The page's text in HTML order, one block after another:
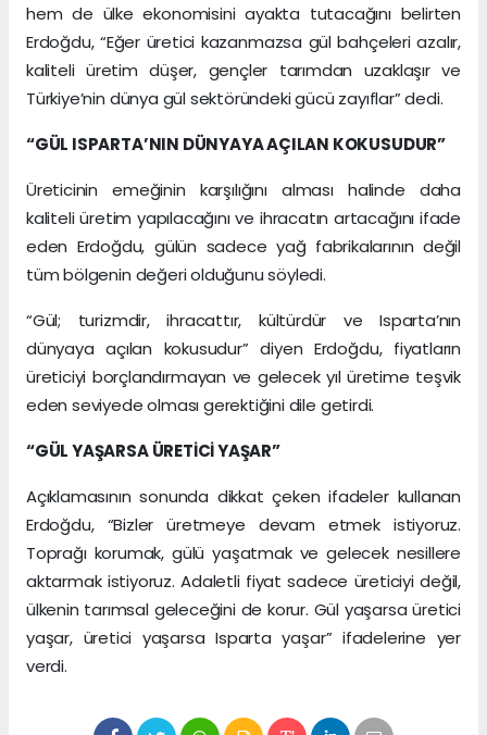
hem de ülke ekonomisini ayakta tutacağını belirten
Erdoğdu, “Eğer üretici kazanmazsa gül bahçeleri azalır,
kaliteli üretim düşer, gençler tarımdan uzaklaşır ve
Türkiye’nin dünya gül sektöründeki gücü zayıflar” dedi.
“GÜL ISPARTA’NIN DÜNYAYA AÇILAN KOKUSUDUR”
Üreticinin emeğinin karşılığını alması halinde daha
kaliteli üretim yapılacağını ve ihracatın artacağını ifade
eden Erdoğdu, gülün sadece yağ fabrikalarının değil
tüm bölgenin değeri olduğunu söyledi.
“Gül; turizmdir, ihracattır, kültürdür ve Isparta’nın
dünyaya açılan kokusudur” diyen Erdoğdu, fiyatların
üreticiyi borçlandırmayan ve gelecek yıl üretime teşvik
eden seviyede olması gerektiğini dile getirdi.
“GÜL YAŞARSA ÜRETİCİ YAŞAR”
Açıklamasının sonunda dikkat çeken ifadeler kullanan
Erdoğdu, “Bizler üretmeye devam etmek istiyoruz.
Toprağı korumak, gülü yaşatmak ve gelecek nesillere
aktarmak istiyoruz. Adaletli fiyat sadece üreticiyi değil,
ülkenin tarımsal geleceğini de korur. Gül yaşarsa üretici
yaşar, üretici yaşarsa Isparta yaşar” ifadelerine yer
verdi.